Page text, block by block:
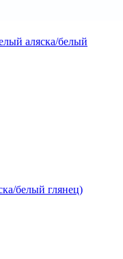
аляска/белый
белый глянец)